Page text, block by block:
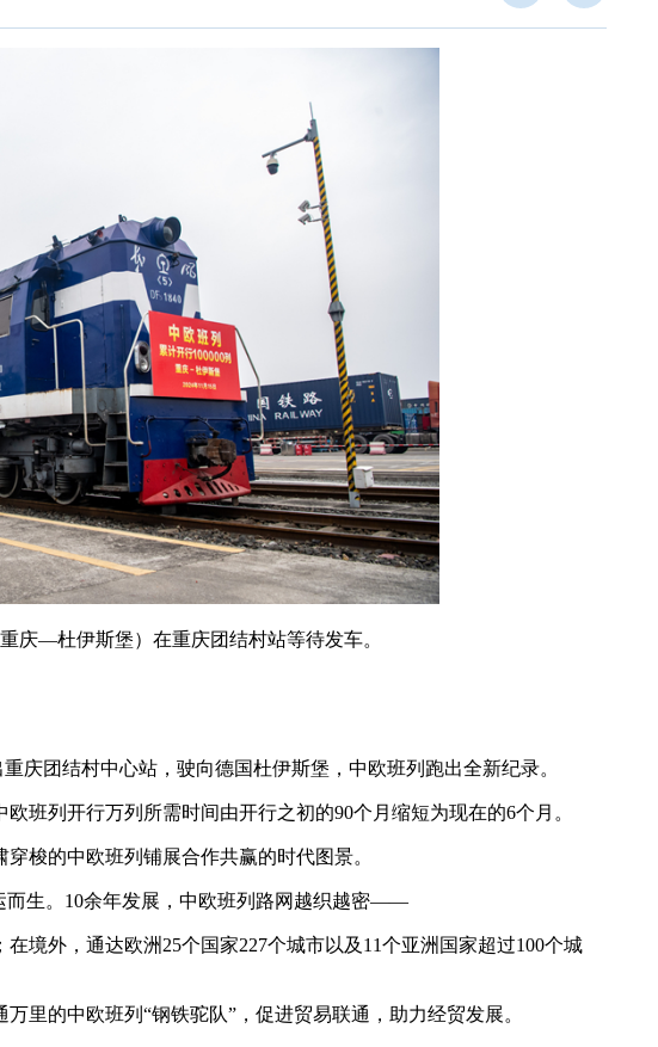
庆—杜伊斯堡）在重庆团结村站等待发车。
庆团结村中心站，驶向德国杜伊斯堡，中欧班列跑出全新纪录。
班列开行万列所需时间由开行之初的90个月缩短为现在的6个月。
梭的中欧班列铺展合作共赢的时代图景。
而生。10余年发展，中欧班列路网越织越密——
境外，通达欧洲25个国家227个城市以及11个亚洲国家超过100个城
里的中欧班列“钢铁驼队”，促进贸易联通，助力经贸发展。